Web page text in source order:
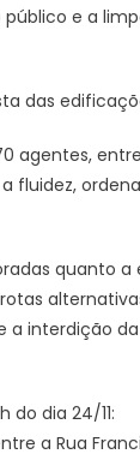
e a
das
fluidez,
quanto
interdição
do dia 24/11:
a Rua